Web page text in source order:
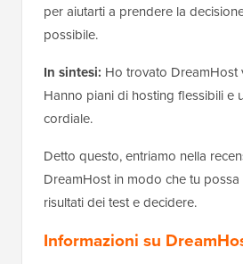
per aiutarti a prendere la
possibile.
In sintesi: Ho trovato DreamHost
Hanno piani di hosting flessibili e
cordiale.
Detto questo, entriamo nella
DreamHost in modo che tu
risultati dei test e decidere.
Informazioni su